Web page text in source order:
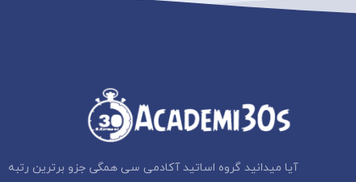
آیا میدانید گروه اساتید آکادمی سی همگی جزو برترین رتبه